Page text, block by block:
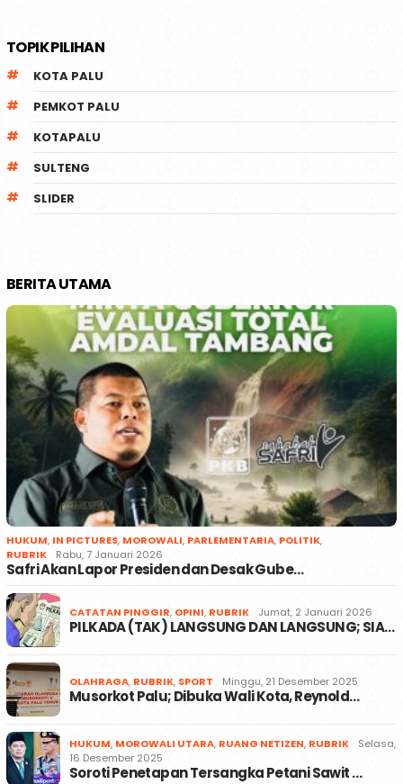
TOPIK PILIHAN
KOTA PALU
PEMKOT PALU
KOTAPALU
SULTENG
SLIDER
BERITA UTAMA
HUKUM, IN PICTURES, MOROWALI, PARLEMENTARIA, POLITIK,
RUBRIK
Rabu, 7 Januari 2026
Safri Akan Lapor Presiden dan Desak Gube…
CATATAN PINGGIR, OPINI, RUBRIK Jumat, 2 Januari 2026
PILKADA (TAK) LANGSUNG DAN LANGSUNG; SIA…
OLAHRAGA, RUBRIK, SPORT Minggu, 21 Desember 2025
Musorkot Palu; Dibuka Wali Kota, Reynold…
HUKUM, MOROWALI UTARA, RUANG NETIZEN, RUBRIK
Selasa,
16 Desember 2025
Soroti Penetapan Tersangka Petani Sawit …